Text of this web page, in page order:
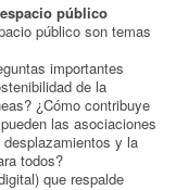
público
público son temas
importantes
de la
¿Cómo contribuye
las asociaciones
y la
todos?
que respalde